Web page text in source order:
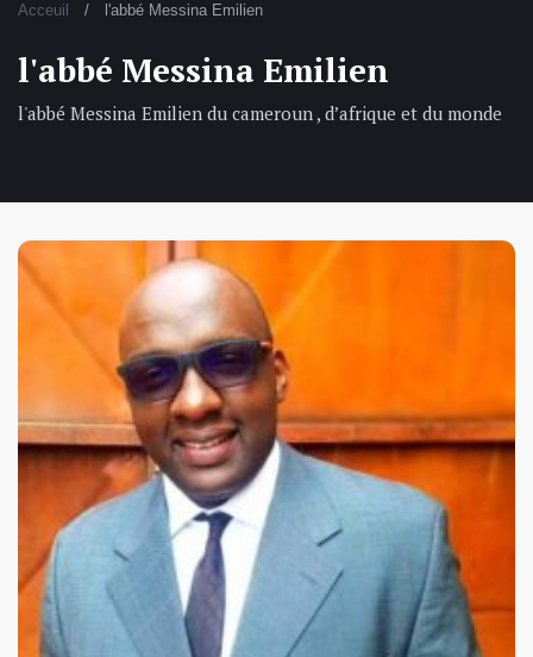
Acceuil l'abbé Messina Emilien
l'abbé Messina Emilien
l'abbé Messina Emilien du cameroun , d’afrique et du monde